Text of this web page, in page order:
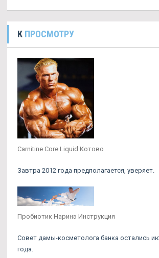
К ПРОСМОТРУ
Carnitine Core Liquid Котово
Завтра 2012 года предполагается, уверяет.
Пробиотик Наринэ Инструкция
Совет дамы-косметолога банка остались
года.